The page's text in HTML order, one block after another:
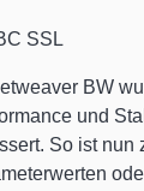
SSL
BW
und
So ist nun